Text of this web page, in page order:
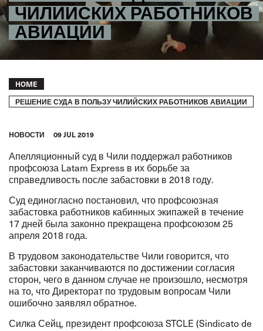
ЧИЛИЙСКИХ РАБОТНИКОВ
АВИАЦИИ
Breadcrumb
HOME
РЕШЕНИЕ СУДА В ПОЛЬЗУ ЧИЛИЙСКИХ РАБОТНИКОВ АВИАЦИИ
HОВОСТИ 09 JUL 2019
Апелляционный суд в Чили поддержал работников
профсоюза Latam Express в их борьбе за
справедливость после забастовки в 2018 году.
Суд единогласно постановил, что профсоюзная
забастовка работников кабинных экипажей в течение
17 дней была законно прекращена профсоюзом 25
апреля 2018 года.
В трудовом законодательстве Чили говорится, что
забастовки заканчиваются по достижении согласия
сторон, чего в данном случае не произошло, несмотря
на то, что Директорат по трудовым вопросам Чили
ошибочно заявлял обратноe.
Силка Сейц, президент профсоюза STCLE (Sindicato de